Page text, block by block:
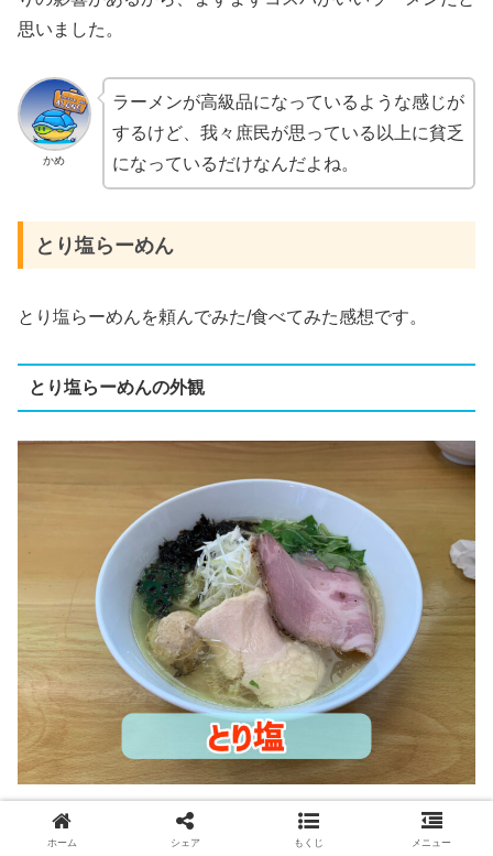
思いました。
かめ
ラーメンが高級品になっているような感じが
するけど、我々庶民が思っている以上に貧乏
になっているだけなんだよね。
とり塩らーめん
とり塩らーめんを頼んでみた/食べてみた感想です。
とり塩らーめんの外観
とり塩らーめんの画像になります。
ホーム シェア もくじ メニュー